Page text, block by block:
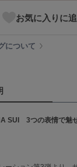
お気に入りに
について
SUI 3つの表情で魅